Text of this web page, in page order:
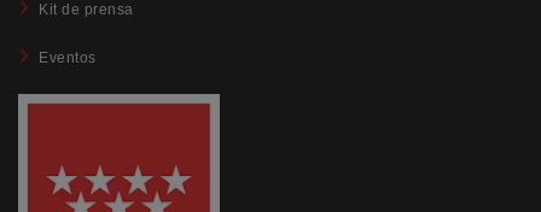
Kit de prensa
Eventos